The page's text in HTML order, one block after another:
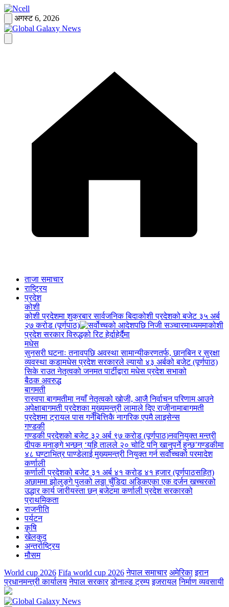
Skip
to
content
अगस्ट 6, 2026
ताजा समाचार
राष्ट्रिय
प्रदेश
कोशी
कोशी प्रदेशमा शुक्रबार सार्वजनिक बिदाकोशी प्रदेशको बजेट ३५ अर्ब
२७ करोड (पूर्णपाठ)
कोशी
प्रदेश सरकार विरुद्धको रिट हेर्दाहेर्दैमा
मधेस
सुनसरी घटनाः तनावपछि अवस्था सामान्यीकरणतर्फ, छानबिन र सुरक्षा
व्यवस्था कडामधेस प्रदेश सरकारले ल्यायो ४३ अर्बको बजेट (पूर्णपाठ)
सिके राउत नेतृत्वको जनमत पार्टीद्वारा मधेस प्रदेश सभाको
बैठक अवरुद्ध
बागमती
रास्वपा बागमतीमा नयाँ नेतृत्वको खोजी, आजै निर्वाचन परिणाम आउने
अपेक्षाबागमती प्रदेशका मुख्यमन्त्री लामाले दिए राजीनामाबागमती
प्रदेशमा ट्रायल पास गर्नेबित्तिकै नागरिक एपमै लाइसेन्स
गण्डकी
गण्डकी प्रदेशको बजेट ३२ अर्ब ९७ करोड (पूर्णपाठ)नवनियुक्त मन्त्री
दीपक मनाङ्गे भन्छन् ‘यहि तालले २० चोटि पनि खानुपर्ने हुन्छ’गण्डकीमा
४८ घण्टाभित्र पाण्डेलाई मुख्यमन्त्री नियुक्त गर्न सर्वोच्चको परमादेश
कर्णाली
कर्णाली प्रदेशको बजेट ३१ अर्ब ४१ करोड ४१ हजार (पूर्णपाठसहित)
अछाममा झोलुङ्गे पुलको लठ्ठा चुँडिदा अड्किएका एक दर्जन खच्चरको
उद्धार कार्य जारीयस्ता छन् बजेटमा कर्णाली प्रदेश सरकारको
प्राथमिकता
राजनीति
पर्यटन
कृषि
खेलकुद
अन्तर्राष्ट्रिय
मौसम
World cup 2026 Fifa world cup 2026 नेपाल समाचार अमेरिका इरान
प्रधानमन्त्री कार्यालय नेपाल सरकार डोनाल्ड ट्रम्प इजरायल निर्माण व्यवसायी